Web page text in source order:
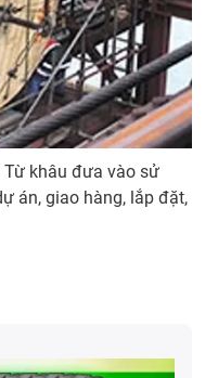
khâu đưa vào sử
án, giao hàng, lắp đặt,